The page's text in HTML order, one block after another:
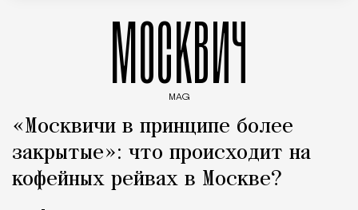
МОСКВИЧ
MAG
«Москвичи в принципе более
закрытые»: что происходит на
кофейных рейвах в Москве?